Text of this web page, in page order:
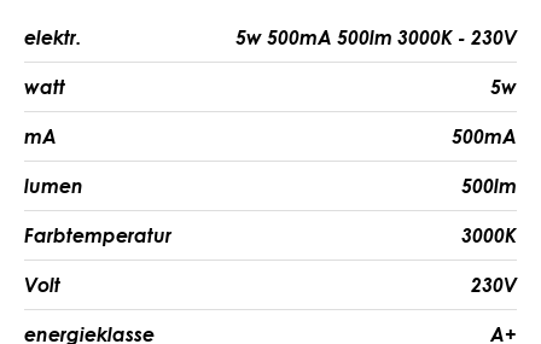
elektr. 5w 500mA 500lm 3000K - 230V
watt 5w
mA 500mA
lumen 500lm
Farbtemperatur 3000K
Volt 230V
energieklasse A+